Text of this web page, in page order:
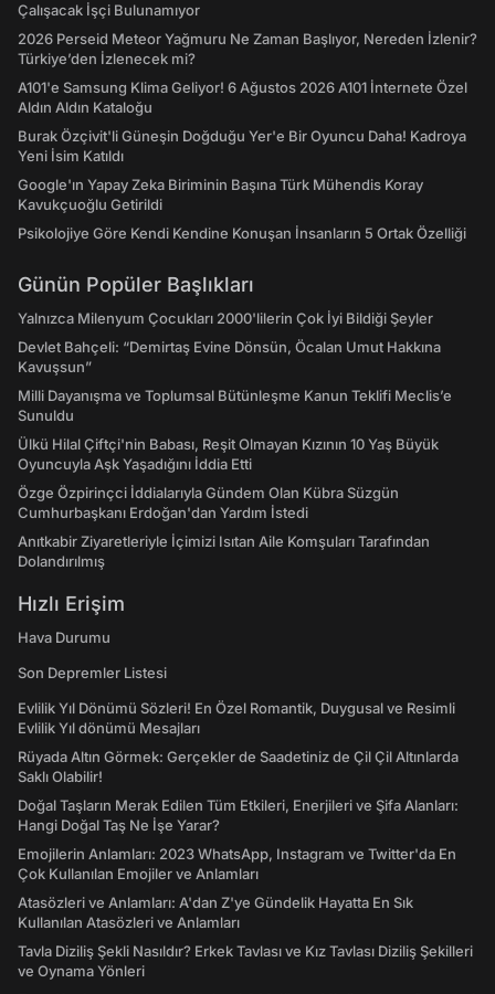
Çalışacak İşçi Bulunamıyor
2026 Perseid Meteor Yağmuru Ne Zaman Başlıyor, Nereden İzlenir?
Türkiye’den İzlenecek mi?
A101'e Samsung Klima Geliyor! 6 Ağustos 2026 A101 İnternete Özel
Aldın Aldın Kataloğu
Burak Özçivit'li Güneşin Doğduğu Yer'e Bir Oyuncu Daha! Kadroya
Yeni İsim Katıldı
Google'ın Yapay Zeka Biriminin Başına Türk Mühendis Koray
Kavukçuoğlu Getirildi
Psikolojiye Göre Kendi Kendine Konuşan İnsanların 5 Ortak Özelliği
Günün Popüler Başlıkları
Yalnızca Milenyum Çocukları 2000'lilerin Çok İyi Bildiği Şeyler
Devlet Bahçeli: “Demirtaş Evine Dönsün, Öcalan Umut Hakkına
Kavuşsun”
Milli Dayanışma ve Toplumsal Bütünleşme Kanun Teklifi Meclis’e
Sunuldu
Ülkü Hilal Çiftçi'nin Babası, Reşit Olmayan Kızının 10 Yaş Büyük
Oyuncuyla Aşk Yaşadığını İddia Etti
Özge Özpirinçci İddialarıyla Gündem Olan Kübra Süzgün
Cumhurbaşkanı Erdoğan'dan Yardım İstedi
Anıtkabir Ziyaretleriyle İçimizi Isıtan Aile Komşuları Tarafından
Dolandırılmış
Hızlı Erişim
Hava Durumu
Son Depremler Listesi
Evlilik Yıl Dönümü Sözleri! En Özel Romantik, Duygusal ve Resimli
Evlilik Yıl dönümü Mesajları
Rüyada Altın Görmek: Gerçekler de Saadetiniz de Çil Çil Altınlarda
Saklı Olabilir!
Doğal Taşların Merak Edilen Tüm Etkileri, Enerjileri ve Şifa Alanları:
Hangi Doğal Taş Ne İşe Yarar?
Emojilerin Anlamları: 2023 WhatsApp, Instagram ve Twitter'da En
Çok Kullanılan Emojiler ve Anlamları
Atasözleri ve Anlamları: A'dan Z'ye Gündelik Hayatta En Sık
Kullanılan Atasözleri ve Anlamları
Tavla Diziliş Şekli Nasıldır? Erkek Tavlası ve Kız Tavlası Diziliş Şekilleri
ve Oynama Yönleri